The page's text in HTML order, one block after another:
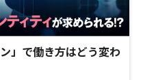
」で働き方はどう変わ